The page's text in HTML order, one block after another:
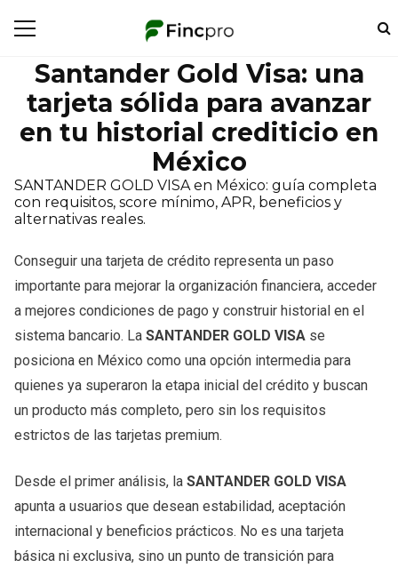
Santander Gold Visa: una
tarjeta sólida para avanzar
en tu historial crediticio en
México
SANTANDER GOLD VISA en México: guía completa
con requisitos, score mínimo, APR, beneficios y
alternativas reales.
Conseguir una tarjeta de crédito representa un paso
importante para mejorar la organización financiera, acceder
a mejores condiciones de pago y construir historial en el
sistema bancario. La SANTANDER GOLD VISA se
posiciona en México como una opción intermedia para
quienes ya superaron la etapa inicial del crédito y buscan
un producto más completo, pero sin los requisitos
estrictos de las tarjetas premium.
Desde el primer análisis, la SANTANDER GOLD VISA
apunta a usuarios que desean estabilidad, aceptación
internacional y beneficios prácticos. No es una tarjeta
básica ni exclusiva, sino un punto de transición para